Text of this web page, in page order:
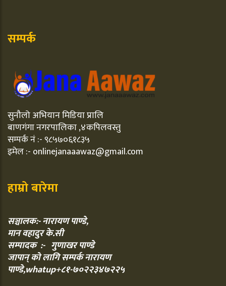
सम्पर्क
सुनौलो अभियान मिडिया प्रालि
बाणगंगा नगरपालिका ,४कपिलवस्तु
सम्पर्क नं :- ९८५७०६१८३५
इमेल :- onlinejanaaawaz@gmail.com
हाम्रो बारेमा
सञ्चालक:- नारायण पाण्डे,
मान वहादुर के.सी
सम्पादक :- गुणाखर पाण्डे
जापान् को लागि सम्पर्क नारायण
पाण्डे,whatup+८१-७०२२३४७२२५